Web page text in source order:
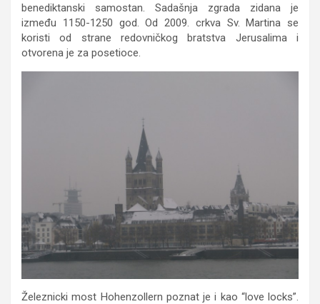
benediktanski samostan. Sadašnja zgrada zidana je
između 1150-1250 god. Od 2009. crkva Sv. Martina se
koristi od strane redovničkog bratstva Jerusalima i
otvorena je za posetioce.
Železnicki most Hohenzollern poznat je i kao “love locks”.